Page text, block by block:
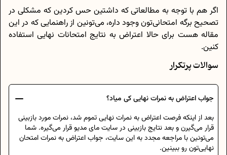
اگر هم با توجه به مطالعاتی که داشتین حس کردین که مشکلی در
تصحیح برگه امتحانی‌تون وجود داره، می‌تونین از راهنمایی که در این
مقاله هست برای حالا اعتراض به نتایج امتحانات نهایی استفاده
کنین.
سوالات پرتکرار
جواب اعتراض به نمرات نهایی کی میاد؟
بعد از اینکه فرصت اعتراض به نمرات نهایی تموم شد، نمرات مورد بازبینی
قرار می‌گیرن و بعد نتایج بازبینی در سایت مای مدیو قرار می‌گیره. شما
می‌تونین با مراجعه مجدد به این سایت، جواب اعتراض به نمرات امتحان
نهایی‌تون رو ببینین.